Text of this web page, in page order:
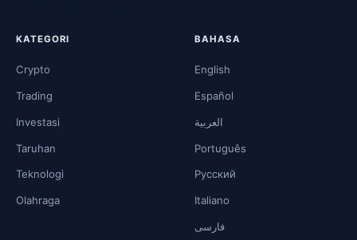
KATEGORI
Crypto
Trading
Investasi
Taruhan
Teknologi
Olahraga
BAHASA
English
Español
العربية
Português
Русский
Italiano
فارسی